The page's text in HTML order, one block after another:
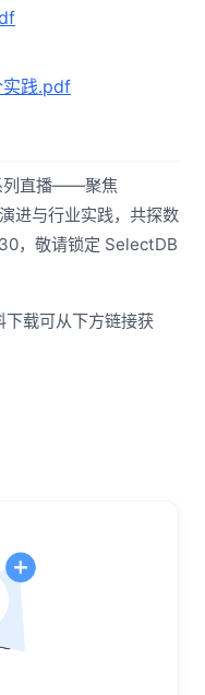
践.pdf
列直播——聚焦
进与行业实践，共探数
，敬请锁定 SelectDB
载可从下方链接获